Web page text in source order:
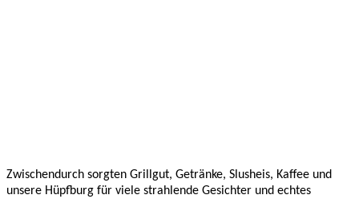
Zwischendurch sorgten Grillgut, Getränke, Slusheis, Kaffee und
unsere Hüpfburg für viele strahlende Gesichter und echtes